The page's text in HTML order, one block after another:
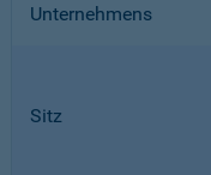
Unternehmens
Sitz